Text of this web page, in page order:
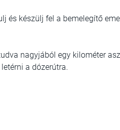
és készülj fel a bemelegítő
nagyjából egy kilométer
a dózerútra.